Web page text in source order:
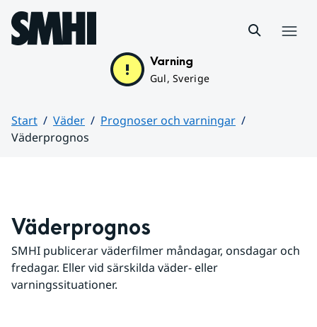
Hoppa till sidans innehåll
Varning
Gul, Sverige
Start Väder
Prognoser och varningar
Väderprognos
Väderprognos
SMHI publicerar väderfilmer måndagar, onsdagar och
fredagar. Eller vid särskilda väder- eller
varningssituationer.